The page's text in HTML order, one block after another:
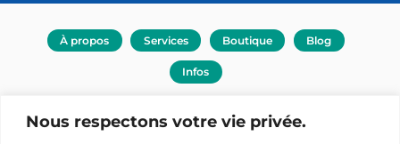
Nous respectons votre vie privée.
À propos Services Boutique Blog
Infos